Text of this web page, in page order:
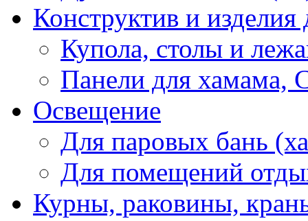
Конструктив и изделия
Купола, столы и
Панели для
Освещение
Для паровых бань
Для помещений
Курны, раковины,